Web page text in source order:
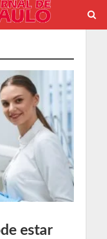
estar